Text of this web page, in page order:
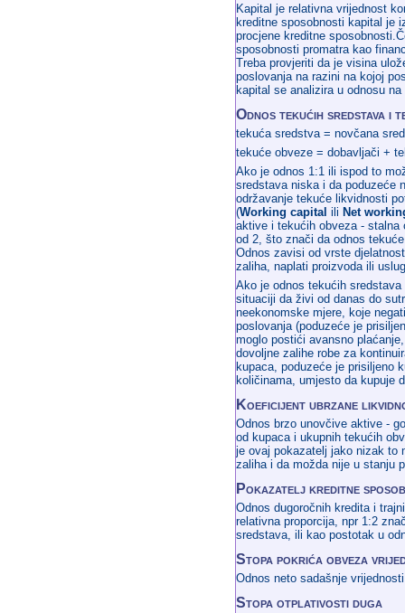
Kapital je relativna vrijednost
kreditne sposobnosti kapital je
procjene kreditne
sposobnosti promatra kao
Treba provjeriti da je visina
poslovanja na razini na kojoj
kapital se analizira u odnosu
Odnos tekućih sredstava i
tekuća sredstva = novčana
tekuće obveze = dobavljači +
Ako je odnos 1:1 ili ispod to
sredstava niska i da poduzeće
održavanje tekuće likvidnosti
(Working capital ili Net
aktive i tekućih obveza - stalna
od 2, što znači da odnos
Odnos zavisi od vrste
zaliha, naplati proizvoda ili
Ako je odnos tekućih
situaciji da živi od danas do
neekonomske mjere, koje
poslovanja (poduzeće je
moglo postići avansno
dovoljne zalihe robe za
kupaca, poduzeće je prisiljeno
količinama, umjesto da kupuje
Koeficijent ubrzane
Odnos brzo unovčive aktive -
od kupaca i ukupnih tekućih
je ovaj pokazatelj jako nizak to
zaliha i da možda nije u stanju
Pokazatelj kreditne
Odnos dugoročnih kredita i
relativna proporcija, npr 1:2
sredstava, ili kao postotak u
Stopa pokrića obveza
Odnos neto sadašnje
Stopa otplativosti duga